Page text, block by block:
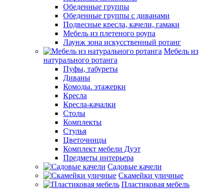
Обеденные группы
Обеденные группы с диванами
Подвесные кресла, качели, гамаки
Мебель из плетеного роупа
Лаунж зона искусственный ротанг
Мебель из
натурального ротанга
Пуфы, табуреты
Диваны
Комоды. этажерки
Кресла
Кресла-качалки
Столы
Комплекты
Стулья
Цветочницы
Комплект мебели Дуэт
Предметы интерьера
Садовые качели
Скамейки уличные
Пластиковая мебель